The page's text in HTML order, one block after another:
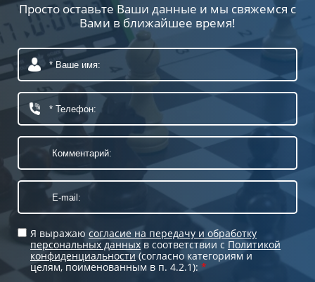
Просто оставьте Ваши данные и мы свяжемся с
Вами в ближайшее время!
Я выражаю согласие на передачу и обработку
персональных данных в соответствии с Политикой
конфиденциальности(согласно категориям и
целям, поименованным в п. 4.2.1): *